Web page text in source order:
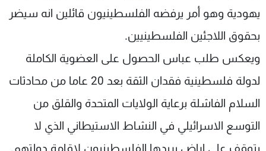
يهودية وهو أمر يرفضه الفلسطينيون قائلين انه سيضر
بحقوق اللاجئين الفلسطينيين.
ويعكس طلب عباس الحصول على العضوية الكاملة
لدولة فلسطينية فقدان الثقة بعد 20 عاما من محادثات
السلام الفاشلة برعاية الولايات المتحدة والقلق من
التوسع الاسرائيلي في النشاط الاستيطاني الذي لا
يتوقف على اراض يريدها الفلسطينيون لاقامة دولتهم.